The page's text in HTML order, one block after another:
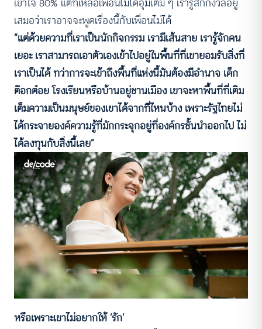
เสมอว่าเราอาจจะพูดเรื่องนี้กับเพื่อนไม่ได้
“แต่ด้วยความที่เราเป็นนักกิจกรรม เรามีเส้นสาย เรารู้จักคน
เยอะ เราสามารถเอาตัวเองเข้าไปอยู่ในพื้นที่ที่เขายอมรับสิ่งที่
เราเป็นได้ ทว่าการจะเข้าถึงพื้นที่แห่งนี้มันต้องมีอำนาจ เด็ก
ต๊อกต๋อย โรงเรียนหรือบ้านอยู่ชานเมือง เขาจะหาพื้นที่ที่เติม
เต็มความเป็นมนุษย์ของเขาได้จากที่ไหนบ้าง เพราะรัฐไทยไม่
ได้กระจายองค์ความรู้ที่มักกระจุกอยู่ที่องค์กรชั้นนำออกไป ไม่
ได้ลงทุนกับสิ่งนี้เลย”
หรือเพราะเขาไม่อยากให้ ‘รัก’